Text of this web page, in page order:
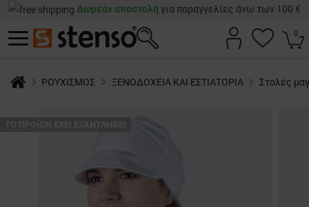
Δωρεάν αποστολή για παραγγελίες άνω των 100 €
0
ΡΟΥΧΙΣΜΟΣ ΞΕΝΟΔΟΧΕΙΑ ΚΑΙ ΕΣΤΙΑΤΟΡΙΑ Στολές